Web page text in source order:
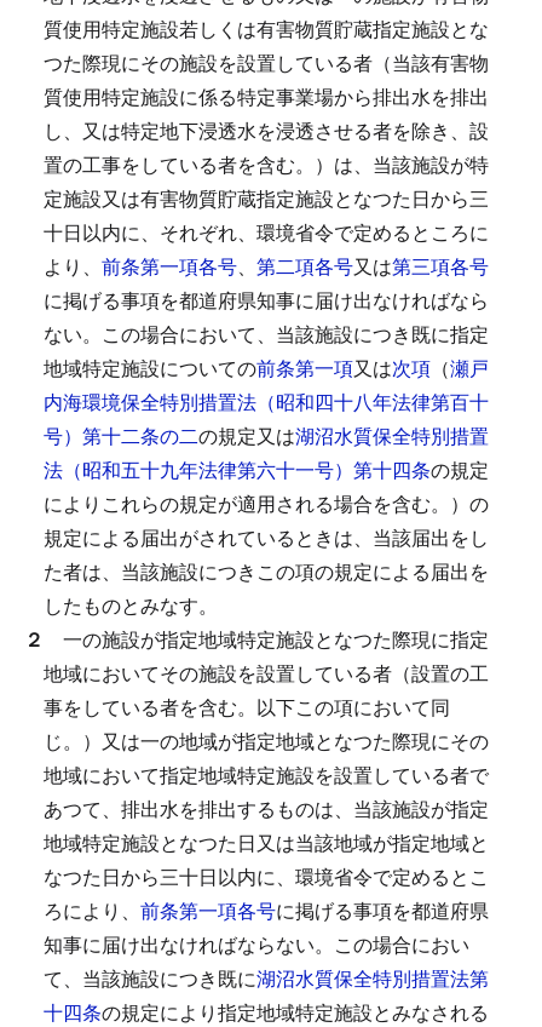
質使用特定施設若しくは有害物質貯蔵指定施設とな
つた際現にその施設を設置している者（当該有害物
質使用特定施設に係る特定事業場から排出水を排出
し、又は特定地下浸透水を浸透させる者を除き、設
置の工事をしている者を含む。）は、当該施設が特
定施設又は有害物質貯蔵指定施設となつた日から三
十日以内に、それぞれ、環境省令で定めるところに
より、 前条第一項各号、 第二項各号又は第三項各号
に掲げる事項を都道府県知事に届け出なければなら
ない。 この場合において、当該施設につき既に指定
地域特定施設についての前条第一項又は次項 （瀬戸
内海環境保全特別措置法（昭和四十八年法律第百十
号）第十二条の二の規定又は湖沼水質保全特別措置
法（昭和五十九年法律第六十一号）第十四条の規定
によりこれらの規定が適用される場合を含む。）の
規定による届出がされているときは、当該届出をし
た者は、当該施設につきこの項の規定による届出を
したものとみなす。
２ 一の施設が指定地域特定施設となつた際現に指定
地域においてその施設を設置している者（設置の工
事をしている者を含む。以下この項において同
じ。）又は一の地域が指定地域となつた際現にその
地域において指定地域特定施設を設置している者で
あつて、排出水を排出するものは、当該施設が指定
地域特定施設となつた日又は当該地域が指定地域と
なつた日から三十日以内に、環境省令で定めるとこ
ろにより、 前条第一項各号に掲げる事項を都道府県
知事に届け出なければならない。 この場合におい
て、当該施設につき既に湖沼水質保全特別措置法第
十四条の規定により指定地域特定施設とみなされる